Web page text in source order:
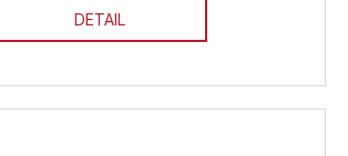
DETAIL